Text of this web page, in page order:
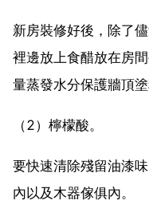
新房裝修好後，除了
裡邊放上食醋放在房
量蒸發水分保護牆頂
（2）檸檬酸。
要快速清除殘留油漆
內以及木器傢俱內。